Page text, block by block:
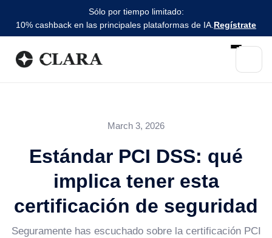
Sólo por tiempo limitado:
10% cashback en las principales plataformas de IA. Regístrate
March 3, 2026
Estándar PCI DSS: qué
implica tener esta
certificación de seguridad
Seguramente has escuchado sobre la certificación PCI